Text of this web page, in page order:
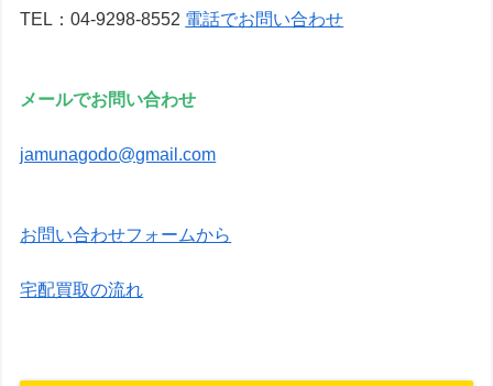
TEL：04-9298-8552 電話でお問い合わせ
メールでお問い合わせ
jamunagodo@gmail.com
お問い合わせフォームから
宅配買取の流れ